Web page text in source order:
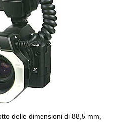
delle dimensioni di 88,5 mm,